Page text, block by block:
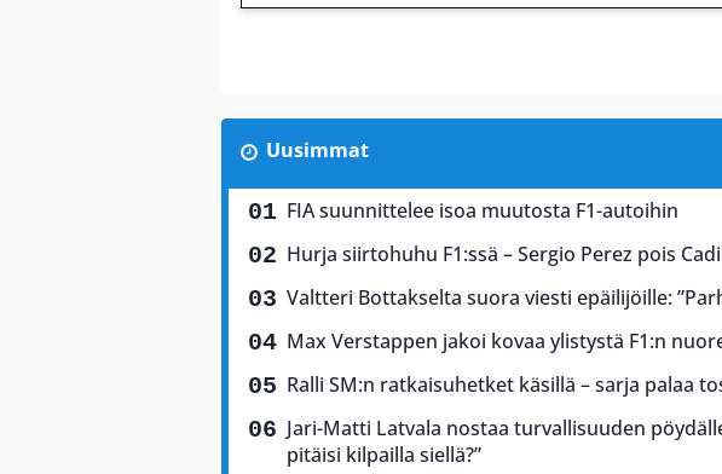
Uusimmat
FIA suunnittelee isoa muutosta F1-autoihin
Hurja siirtohuhu F1:ssä – Sergio Perez pois
Valtteri Bottakselta suora viesti epäilijöille:
Max Verstappen jakoi kovaa ylistystä F1:n
Ralli SM:n ratkaisuhetket käsillä – sarja palaa
Jari-Matti Latvala nostaa turvallisuuden
pitäisi kilpailla siellä?”